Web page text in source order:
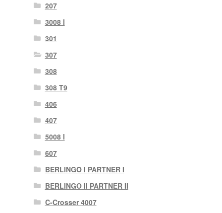
207
3008 I
301
307
308
308 T9
406
407
5008 I
607
BERLINGO I PARTNER I
BERLINGO II PARTNER II
C-Crosser 4007